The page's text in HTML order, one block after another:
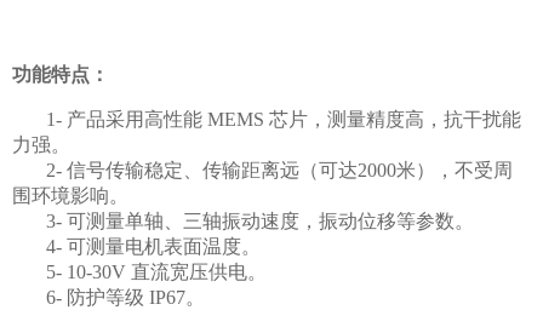
功能特点：
1- 产品采用高性能 MEMS 芯片，测量精度高，抗干扰能
力强。
2- 信号传输稳定、传输距离远（可达2000米），不受周
围环境影响。
3- 可测量单轴、三轴振动速度，振动位移等参数。
4- 可测量电机表面温度。
5- 10-30V 直流宽压供电。
6- 防护等级 IP67。